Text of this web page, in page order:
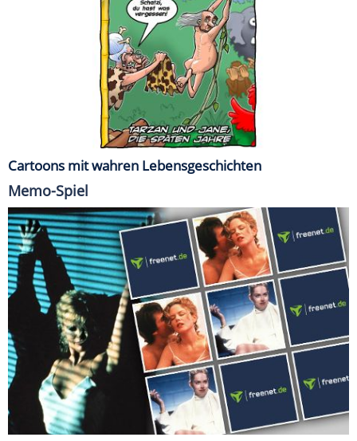
Cartoons mit wahren Lebensgeschichten
Memo-Spiel